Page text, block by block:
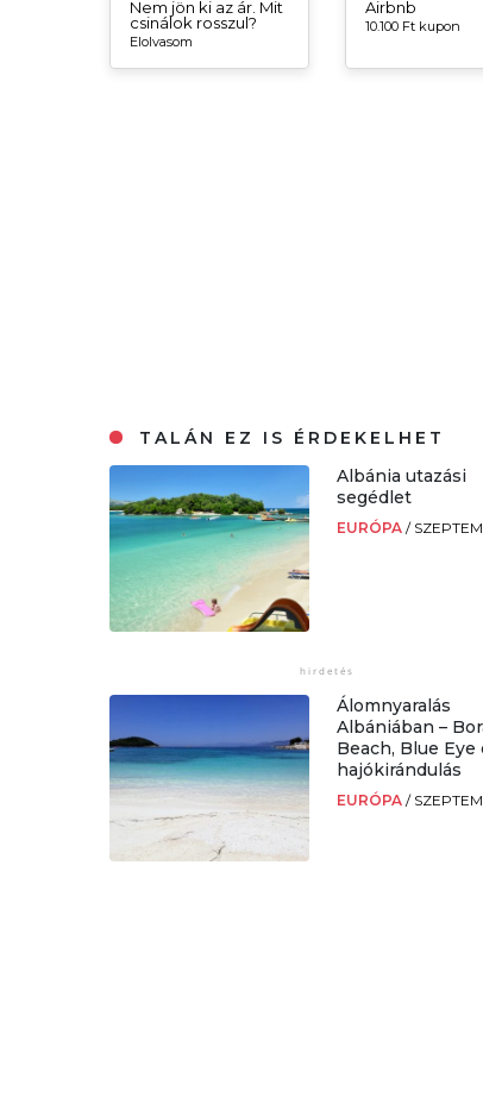
Nem jön ki az ár. Mit
csinálok rosszul?
Elolvasom
Airbnb
10.100 Ft kupon
TALÁN EZ IS ÉRDEKELHET
Albánia utazási
segédlet
EURÓPA/
Álomnyaralás
Albániában –
Beach, Blue Eye
hajókirándulás
EURÓPA/